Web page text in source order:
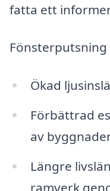
fatta ett
Ökad
Förbättrad
av
Längre
ramverk